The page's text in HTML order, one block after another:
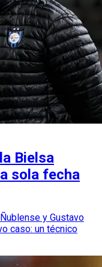
Bielsa
sola fecha
y Gustavo
caso: un técnico